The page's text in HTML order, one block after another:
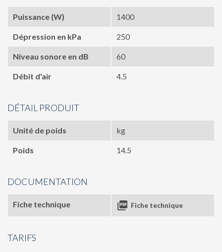
Puissance (W) 1400
Dépression en kPa 250
Niveau sonore en dB 60
Débit d'air 4.5
DÉTAIL PRODUIT
Unité de poids kg
Poids 14.5
DOCUMENTATION
Fiche technique  Fiche technique
TARIFS